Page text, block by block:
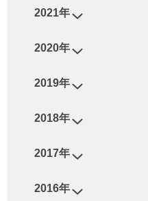
2016年
2017年
2018年
2019年
2020年
2021年